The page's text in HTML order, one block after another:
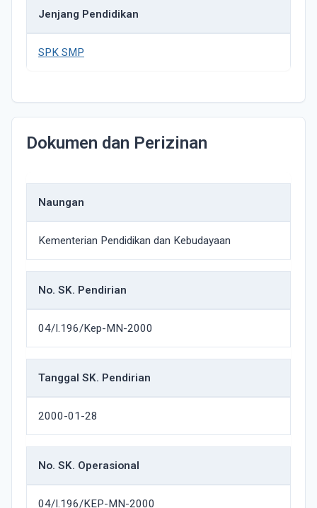
Jenjang Pendidikan
SPK SMP
Dokumen dan Perizinan
Naungan
Kementerian Pendidikan dan Kebudayaan
No. SK. Pendirian
04/I.196/Kep-MN-2000
Tanggal SK. Pendirian
2000-01-28
No. SK. Operasional
04/I.196/KEP-MN-2000